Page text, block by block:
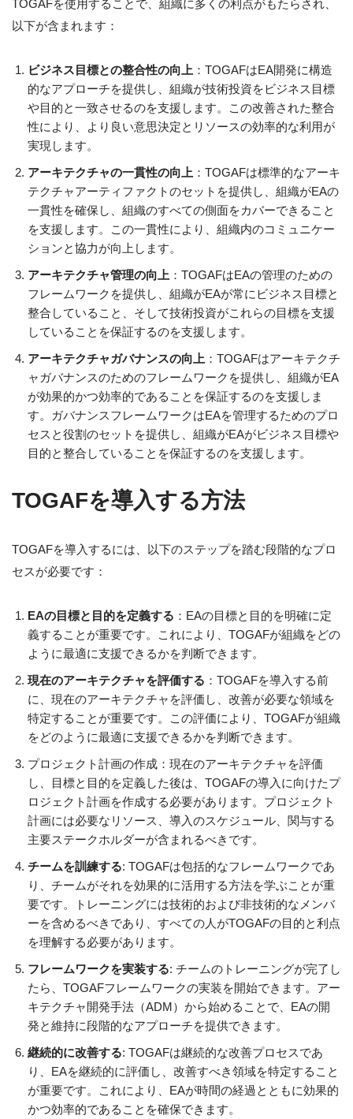
TOGAFを使用することで、組織に多くの利点がもたらされ、
以下が含まれます：
ビジネス目標との整合性の向上 ：TOGAFはEA開発に構造
的なアプローチを提供し、組織が技術投資をビジネス目標
や目的と一致させるのを支援します。この改善された整合
性により、より良い意思決定とリソースの効率的な利用が
実現します。
アーキテクチャの一貫性の向上 ：TOGAFは標準的なアーキ
テクチャアーティファクトのセットを提供し、組織がEAの
一貫性を確保し、組織のすべての側面をカバーできること
を支援します。この一貫性により、組織内のコミュニケー
ションと協力が向上します。
アーキテクチャ管理の向上 ：TOGAFはEAの管理のための
フレームワークを提供し、組織がEAが常にビジネス目標と
整合していること、そして技術投資がこれらの目標を支援
していることを保証するのを支援します。
アーキテクチャガバナンスの向上 ：TOGAFはアーキテクチ
ャガバナンスのためのフレームワークを提供し、組織がEA
が効果的かつ効率的であることを保証するのを支援しま
す。ガバナンスフレームワークはEAを管理するためのプロ
セスと役割のセットを提供し、組織がEAがビジネス目標や
目的と整合していることを保証するのを支援します。
TOGAFを導入する方法
TOGAFを導入するには、以下のステップを踏む段階的なプロ
セスが必要です：
EAの目標と目的を定義する ：EAの目標と目的を明確に定
義することが重要です。これにより、TOGAFが組織をどの
ように最適に支援できるかを判断できます。
現在のアーキテクチャを評価する ：TOGAFを導入する前
に、現在のアーキテクチャを評価し、改善が必要な領域を
特定することが重要です。この評価により、TOGAFが組織
をどのように最適に支援できるかを判断できます。
プロジェクト計画の作成：現在のアーキテクチャを評価
し、目標と目的を定義した後は、TOGAFの導入に向けたプ
ロジェクト計画を作成する必要があります。プロジェクト
計画には必要なリソース、導入のスケジュール、関与する
主要ステークホルダーが含まれるべきです。
チームを訓練する: TOGAFは包括的なフレームワークであ
り、チームがそれを効果的に活用する方法を学ぶことが重
要です。トレーニングには技術的および非技術的なメンバ
ーを含めるべきであり、すべての人がTOGAFの目的と利点
を理解する必要があります。
フレームワークを実装する: チームのトレーニングが完了し
たら、TOGAFフレームワークの実装を開始できます。アー
キテクチャ開発手法（ADM）から始めることで、EAの開
発と維持に段階的なアプローチを提供できます。
継続的に改善する: TOGAFは継続的な改善プロセスであ
り、EAを継続的に評価し、改善すべき領域を特定すること
が重要です。これにより、EAが時間の経過とともに効果的
かつ効率的であることを確保できます。